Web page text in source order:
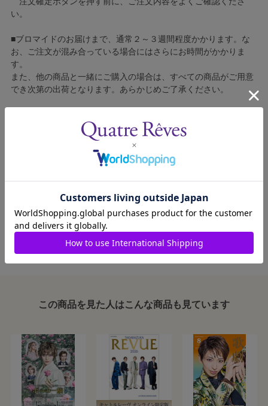
い。
■ブロマイドのお届けまで、通常２～３週間程度かかります。な
お、ご注文が混み合っている場合にはさらにお時間がかかりま
す。
また、他の商品と一緒にご購入の場合は、すべての商品がご用意
でき次第の出荷となります。あらかじめご了承ください。
■ブロマイドの個包装はしておりません。
1309015-122
この商品を見た人はこんな商品も見ています